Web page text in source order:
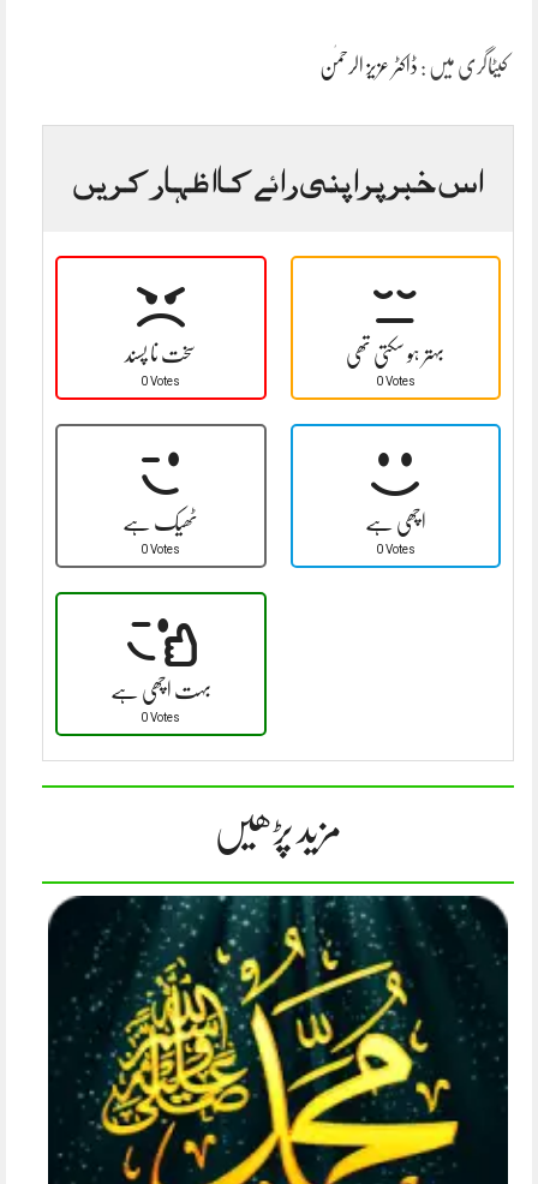
کیٹاگری میں : ڈاکٹر عزیز الرحمٰن
اس خبر پر اپنی رائے کا اظہار کریں
سخت نا پسند
0 Votes
بہتر ہو سکتی تھی
0 Votes
ٹھیک ہے
0 Votes
اچھی ہے
0 Votes
بہت اچھی ہے
0 Votes
مزید پڑھیں